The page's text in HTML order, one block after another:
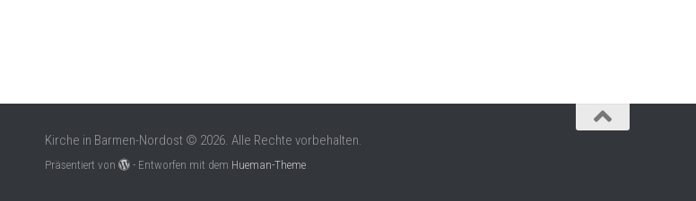
Kirche in Barmen-Nordost © 2026. Alle Rechte vorbehalten.
Präsentiert von - Entworfen mit dem Hueman-Theme